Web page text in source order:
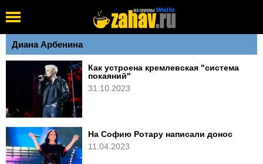
Диана Арбенина
Как устроена кремлевская "система
покаяний"
31.10.2023
На Софию Ротару написали донос
11.04.2023